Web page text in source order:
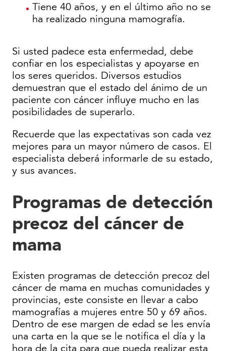
Tiene 40 años, y en el último año no se
ha realizado ninguna mamografía.
Si usted padece esta enfermedad, debe
confiar en los especialistas y apoyarse en
los seres queridos. Diversos estudios
demuestran que el estado del ánimo de un
paciente con cáncer influye mucho en las
posibilidades de superarlo.
Recuerde que las expectativas son cada vez
mejores para un mayor número de casos. El
especialista deberá informarle de su estado,
y sus avances.
Programas de detección
precoz del cáncer de
mama
Existen programas de detección precoz del
cáncer de mama en muchas comunidades y
provincias, este consiste en llevar a cabo
mamografías a mujeres entre 50 y 69 años.
Dentro de ese margen de edad se les envía
una carta en la que se le notifica el día y la
hora de la cita para que pueda realizar esta